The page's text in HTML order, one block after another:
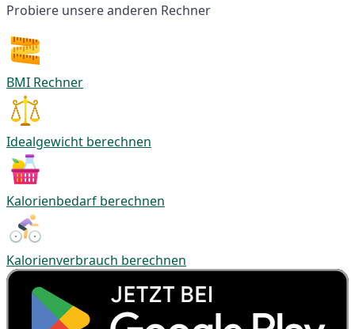
Probiere unsere anderen Rechner
BMI Rechner
Idealgewicht berechnen
Kalorienbedarf berechnen
Kalorienverbrauch berechnen